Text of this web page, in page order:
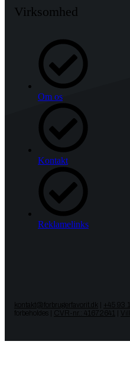
Virksomhed
Om os
Kontakt
Reklamelinks
kontakt@forbrugerfavorit.dk +45 93
forbeholdes | CVR-nr.: 41672641